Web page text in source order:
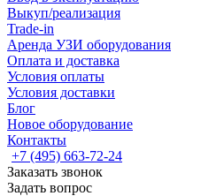
Выкуп/реализация
Trade-in
Аренда УЗИ оборудования
Оплата и доставка
Условия оплаты
Условия доставки
Блог
Новое оборудование
Контакты
+7 (495) 663-72-24
Заказать звонок
Задать вопрос